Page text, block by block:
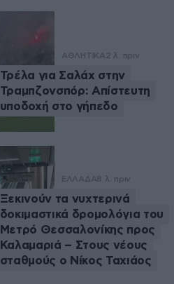
ΑΘΛΗΤΙΚΑ 2 λ. πριν
Τρέλα για Σαλάχ στην
Τραμπζονσπόρ: Απίστευτη
υποδοχή στο γήπεδο
ΕΛΛΑΔΑ8 λ. πριν
Ξεκινούν τα νυχτερινά
δοκιμαστικά δρομολόγια του
Μετρό Θεσσαλονίκης προς
Καλαμαριά – Στους νέους
σταθμούς ο Νίκος Ταχιάος